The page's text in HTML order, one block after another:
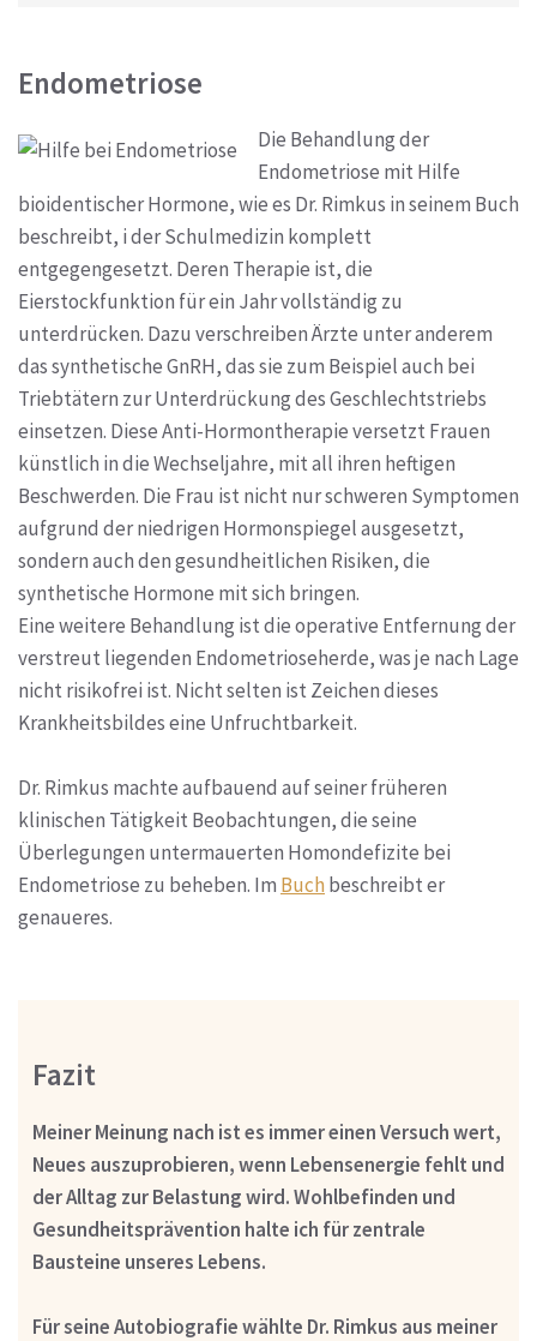
Endometriose
Die Behandlung der
Endometriose mit Hilfe
bioidentischer Hormone, wie es Dr. Rimkus in seinem Buch
beschreibt, i der Schulmedizin komplett
entgegengesetzt. Deren Therapie ist, die
Eierstockfunktion für ein Jahr vollständig zu
unterdrücken. Dazu verschreiben Ärzte unter anderem
das synthetische GnRH, das sie zum Beispiel auch bei
Triebtätern zur Unterdrückung des Geschlechtstriebs
einsetzen. Diese Anti-Hormontherapie versetzt Frauen
künstlich in die Wechseljahre, mit all ihren heftigen
Beschwerden. Die Frau ist nicht nur schweren Symptomen
aufgrund der niedrigen Hormonspiegel ausgesetzt,
sondern auch den gesundheitlichen Risiken, die
synthetische Hormone mit sich bringen.
Eine weitere Behandlung ist die operative Entfernung der
verstreut liegenden Endometrioseherde, was je nach Lage
nicht risikofrei ist. Nicht selten ist Zeichen dieses
Krankheitsbildes eine Unfruchtbarkeit.
Dr. Rimkus machte aufbauend auf seiner früheren
klinischen Tätigkeit Beobachtungen, die seine
Überlegungen untermauerten Homondefizite bei
Endometriose zu beheben. Im Buch beschreibt er
genaueres.
Fazit
Meiner Meinung nach ist es immer einen Versuch wert,
Neues auszuprobieren, wenn Lebensenergie fehlt und
der Alltag zur Belastung wird.Wohlbefinden und
Gesundheitsprävention halte ich für zentrale
Bausteine unseres Lebens.
Für seine Autobiografie wählte Dr. Rimkus aus meiner